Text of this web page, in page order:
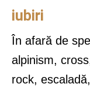
iubiri
În afară de
alpinism,
rock,